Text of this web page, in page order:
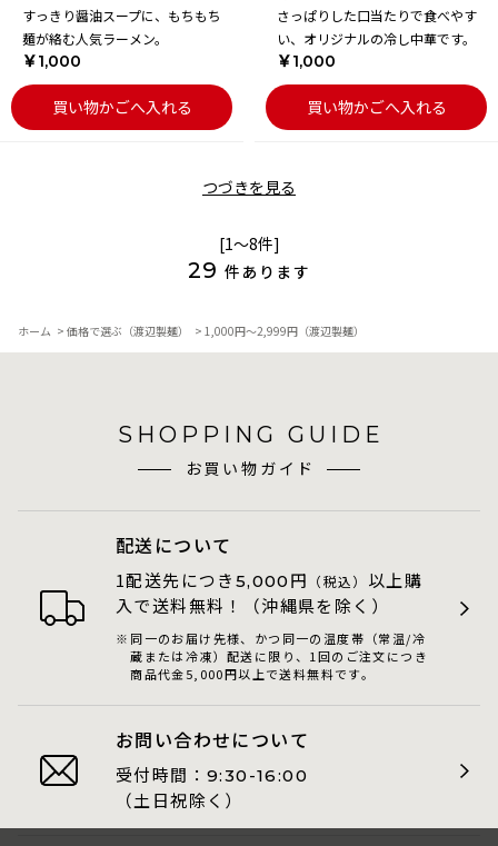
すっきり醤油スープに、もちもち
麺が絡む人気ラーメン。
￥1,000
買い物かごへ入れる
さっぱりした口当たりで食べやす
い、オリジナルの冷し中華です。
￥1,000
買い物かごへ入れる
つづきを見る
[1～8件]
29 件あります
ホーム > 価格で選ぶ（渡辺製麺） > 1,000円～2,999円（渡辺製麺）
SHOPPING GUIDE
お買い物ガイド
配送について
1配送先につき 5,000 円 （税込） 以上購
入で送料無料！（沖縄県を除く）
同一のお届け先様、かつ同一の温度帯（常温/冷
蔵または冷凍）配送に限り、1回のご注文につき
商品代金5,000円以上で送料無料です。
お問い合わせについて
受付時間： 9:30-16:00
（土日祝除く）